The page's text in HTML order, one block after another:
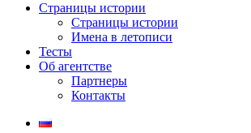
Страницы истории
Страницы истории
Имена в летописи
Тесты
Об агентстве
Партнеры
Контакты